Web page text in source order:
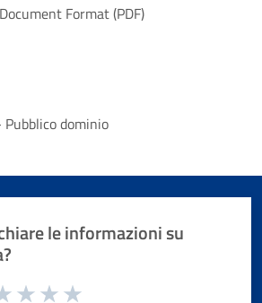
Format (PDF)
dominio
le informazioni su
la pagina